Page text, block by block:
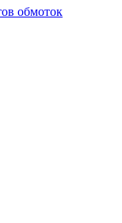
обмоток